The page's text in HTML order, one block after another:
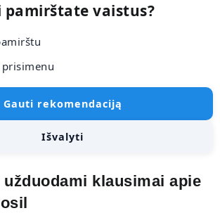
pamirštate vaistus?
Gauti rekomendaciją
Išvalyti
užduodami klausimai apie